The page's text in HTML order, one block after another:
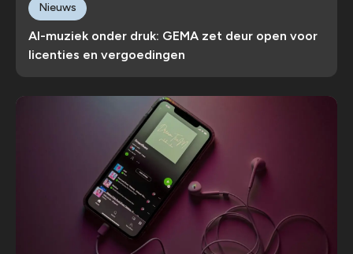
AI-muziek onder druk: GEMA zet deur open voor
licenties en vergoedingen
Nieuws